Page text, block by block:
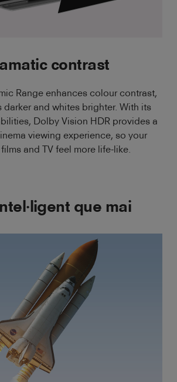
contrast
Range enhances colour contrast,
darker and whites brighter. With its
Dolby Vision HDR provides a
viewing experience, so your
and TV feel more life-like.
que mai